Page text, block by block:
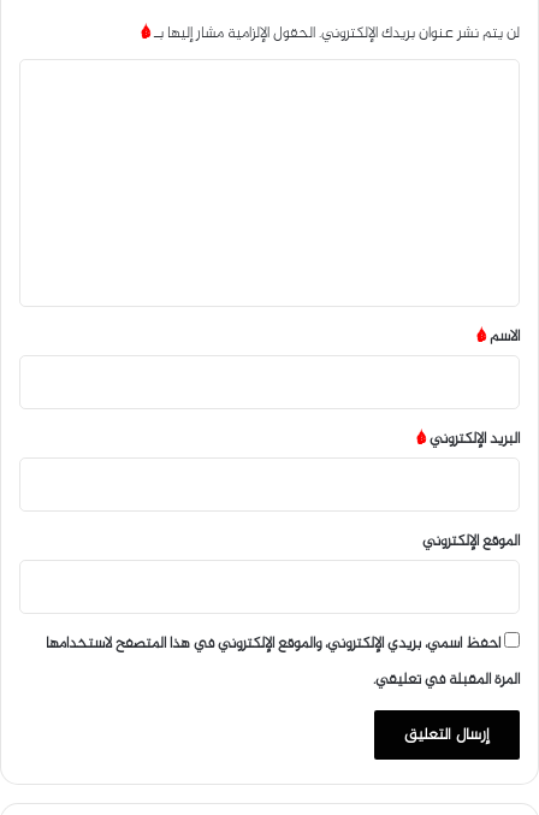
لن يتم نشر عنوان بريدك الإلكتروني.الحقول الإلزامية مشار إليها بـ*
*
الاسم*
البريد الإلكتروني*
الموقع الإلكتروني
احفظ اسمي، بريدي الإلكتروني، والموقع الإلكتروني في هذا المتصفح لاستخدامها
المرة المقبلة في تعليقي.